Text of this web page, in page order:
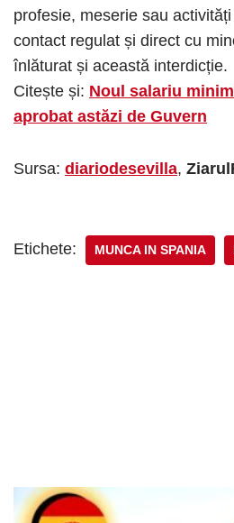
profesie, meserie sau
contact regulat și direct cu
înlăturat și această interdicție.
Citește și: Noul salariu
aprobat astăzi de Guvern
Sursa: diariodesevilla,
Etichete: MUNCA IN SPANIA